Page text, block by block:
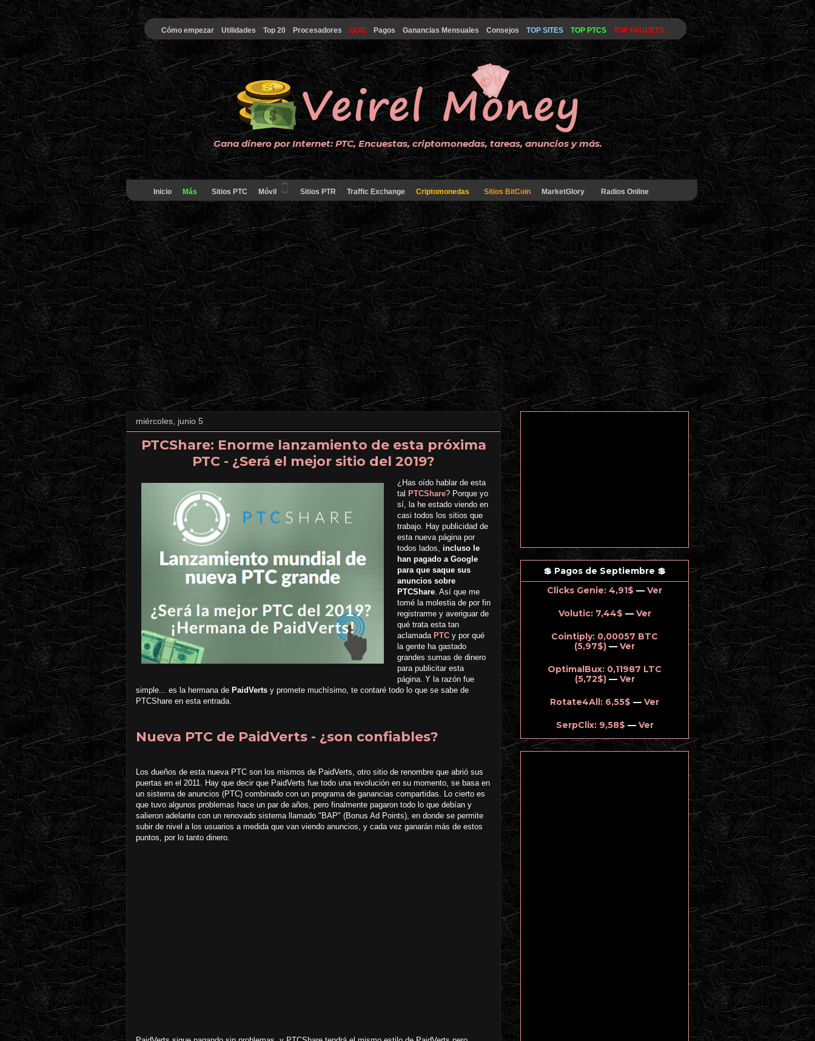
Cómo empezar Utilidades Top 20 Procesadores QUIZ Pagos Ganancias Mensuales Consejos TOP SITES TOP PTCS TOP FAUCETS
Gana dinero por Internet: PTC, Encuestas, criptomonedas, tareas, anuncios y más.
Inicio Más Sitios PTC Móvil Sitios PTR Traffic Exchange Criptomonedas Sitios BitCoin MarketGlory Radios Online
miércoles, junio 5
PTCShare: Enorme lanzamiento de esta próxima
PTC - ¿Será el mejor sitio del 2019?
¿Has oído hablar de esta
tal PTCShare? Porque yo
sí, la he estado viendo en
casi todos los sitios que
trabajo. Hay publicidad de
esta nueva página por
todos lados, incluso le
han pagado a Google
para que saque sus
anuncios sobre
PTCShare . Así que me
tomé la molestia de por fin
registrarme y averiguar de
qué trata esta tan
aclamada PTC y por qué
la gente ha gastado
grandes sumas de dinero
para publicitar esta
página. Y la razón fue
simple... es la hermana de PaidVerts y promete muchísimo, te contaré todo lo que se sabe de
PTCShare en esta entrada.
Nueva PTC de PaidVerts - ¿son confiables?
Los dueños de esta nueva PTC son los mismos de PaidVerts, otro sitio de renombre que abrió sus
puertas en el 2011. Hay que decir que PaidVerts fue todo una revolución en su momento, se basa en
un sistema de anuncios (PTC) combinado con un programa de ganancias compartidas. Lo cierto es
que tuvo algunos problemas hace un par de años, pero finalmente pagaron todo lo que debían y
salieron adelante con un renovado sistema llamado "BAP" (Bonus Ad Points), en donde se permite
subir de nivel a los usuarios a medida que van viendo anuncios, y cada vez ganarán más de estos
puntos, por lo tanto dinero.
💲 Pagos de Septiembre 💲
Clicks Genie: 4,91$ — Ver
Volutic: 7,44$ — Ver
Cointiply: 0,00057 BTC
(5,97$) — Ver
OptimalBux: 0,11987 LTC
(5,72$) — Ver
Rotate4All: 6,55$ — Ver
SerpClix: 9,58$ — Ver